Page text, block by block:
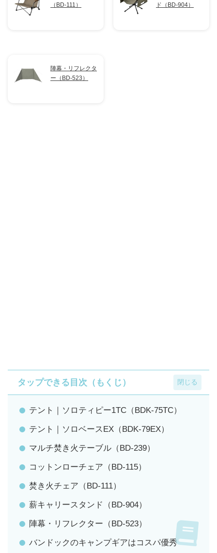
（BD-111）
ド（BD-904）
陣幕・リフレクタ
ー（BD-523）
タップできる目次（もくじ）
テント｜ソロティピー1TC（BDK-75TC）
テント｜ソロベースEX（BDK-79EX）
マルチ焚き火テーブル（BD-239）
コットンローチェア（BD-115）
焚き火チェア（BD-111）
薪キャリースタンド（BD-904）
陣幕・リフレクター（BD-523）
バンドックのキャンプギアはコスパ優秀